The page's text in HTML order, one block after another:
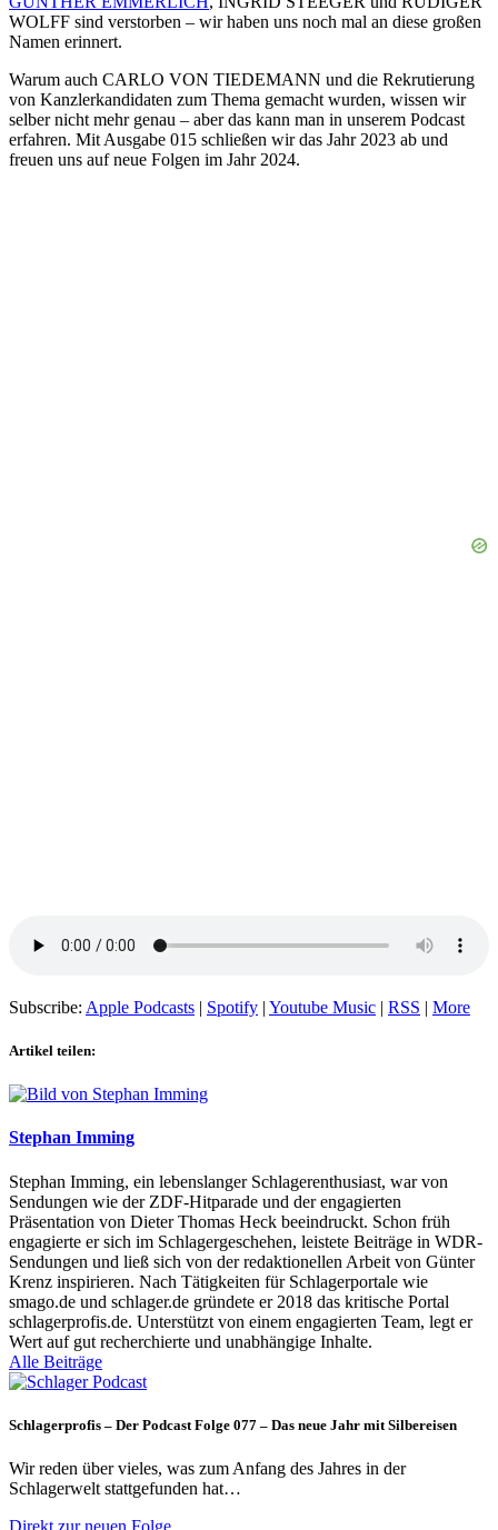
WOLFF sind verstorben – wir haben uns noch mal an diese großen
Namen erinnert.
Warum auch CARLO VON TIEDEMANN und die Rekrutierung
von Kanzlerkandidaten zum Thema gemacht wurden, wissen wir
selber nicht mehr genau – aber das kann man in unserem Podcast
erfahren. Mit Ausgabe 015 schließen wir das Jahr 2023 ab und
freuen uns auf neue Folgen im Jahr 2024.
Subscribe: Apple Podcasts | Spotify | Youtube Music | RSS | More
Artikel teilen:
Stephan Imming
Stephan Imming, ein lebenslanger Schlagerenthusiast, war von
Sendungen wie der ZDF-Hitparade und der engagierten
Präsentation von Dieter Thomas Heck beeindruckt. Schon früh
engagierte er sich im Schlagergeschehen, leistete Beiträge in WDR-
Sendungen und ließ sich von der redaktionellen Arbeit von Günter
Krenz inspirieren. Nach Tätigkeiten für Schlagerportale wie
smago.de und schlager.de gründete er 2018 das kritische Portal
schlagerprofis.de. Unterstützt von einem engagierten Team, legt er
Wert auf gut recherchierte und unabhängige Inhalte.
Alle Beiträge
Schlagerprofis – Der Podcast Folge 077 – Das neue Jahr mit Silbereisen
Wir reden über vieles, was zum Anfang des Jahres in der
Schlagerwelt stattgefunden hat…
Direkt zur neuen Folge